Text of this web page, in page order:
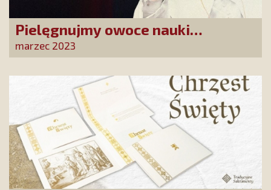
Pielęgnujmy owoce nauki
Benedykta XVI. Weź udział w
naszej akcji
marzec 2023